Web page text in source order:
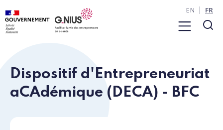
Panneau de gestion des cookies
Aller au contenu
Aller à la navigation
Menu
EN FR
Dispositif d'Entrepreneuriat
aCAdémique (DECA) - BFC